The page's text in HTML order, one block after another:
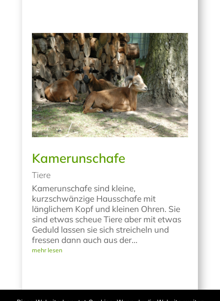
Kamerunschafe
Tiere
Kamerunschafe sind kleine,
kurzschwänzige Hausschafe mit
länglichem Kopf und kleinen Ohren. Sie
sind etwas scheue Tiere aber mit etwas
Geduld lassen sie sich streicheln und
fressen dann auch aus der...
mehr lesen